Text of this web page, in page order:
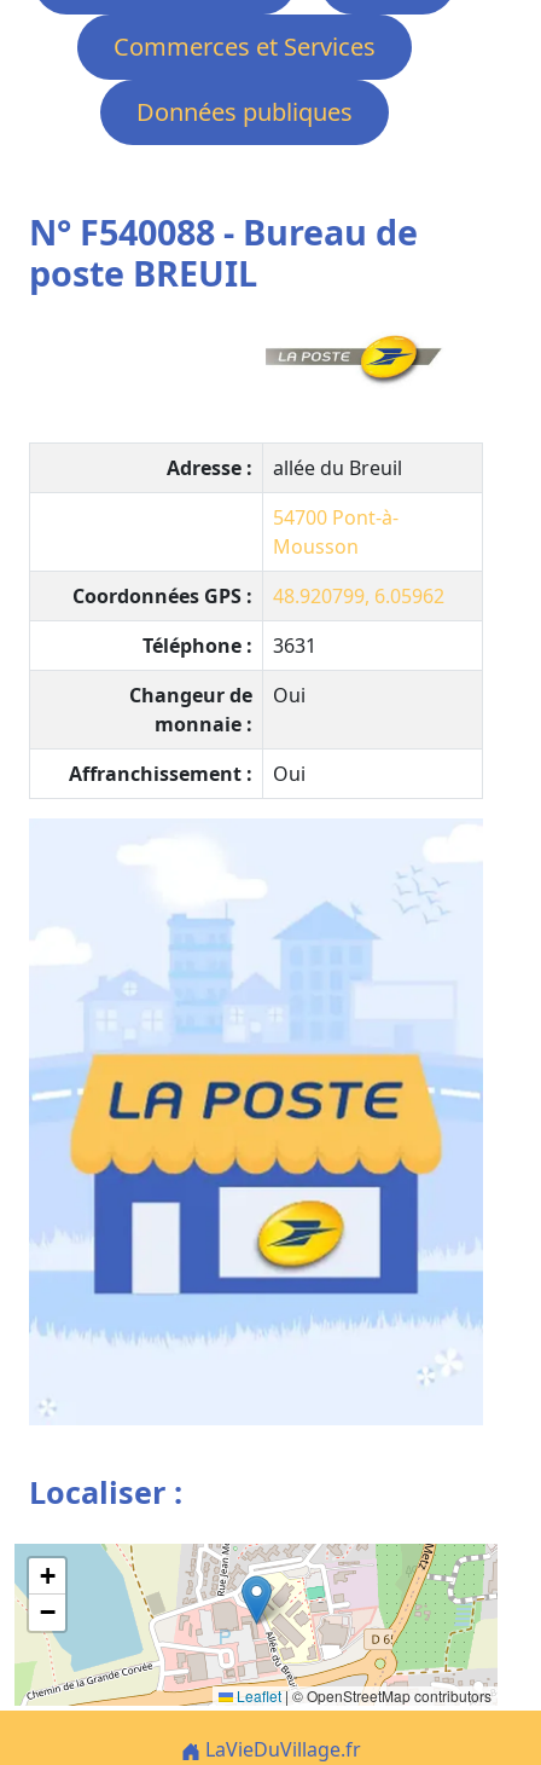
Commerces et Services
Données publiques
N° F540088 - Bureau de
poste BREUIL
Adresse :
allée du Breuil
54700 Pont-à-
Mousson
Coordonnées GPS :
48.920799, 6.05962
Téléphone :
3631
Changeur de
monnaie :
Oui
Affranchissement : Oui
Localiser :
+
−
Leaflet|© OpenStreetMap contributors
LaVieDuVillage.fr